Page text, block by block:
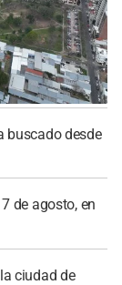
buscado desde
de agosto, en
ciudad de